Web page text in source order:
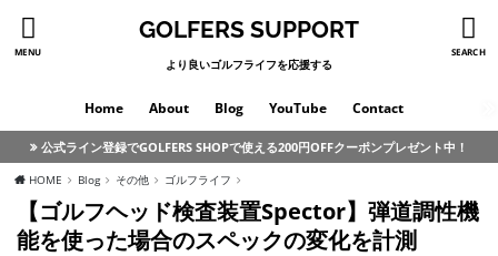
MENU SEARCH
GOLFERS SUPPORT
より良いゴルフライフを応援する
Home About Blog YouTube Contact
公式ライン登録でGOLFERS SHOPで使える200円OFFクーポンプレゼント中！
HOME Blog その他 ゴルフライフ
【ゴルフヘッド検査装置Spector】弾道調性機
能を使った場合のスペックの変化を計測